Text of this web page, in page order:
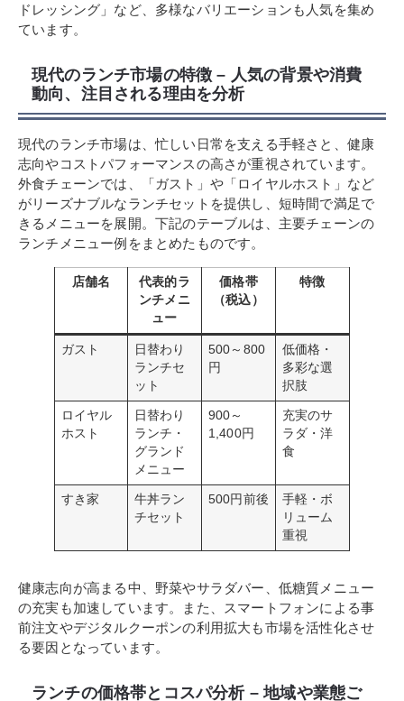
ドレッシング」など、多様なバリエーションも人気を集め
ています。
現代のランチ市場の特徴 – 人気の背景や消費
動向、注目される理由を分析
現代のランチ市場は、忙しい日常を支える手軽さと、健康
志向やコストパフォーマンスの高さが重視されています。
外食チェーンでは、「ガスト」や「ロイヤルホスト」など
がリーズナブルなランチセットを提供し、短時間で満足で
きるメニューを展開。下記のテーブルは、主要チェーンの
ランチメニュー例をまとめたものです。
店舗名
代表的ラ
ンチメニ
ュー
価格帯
（税込）
特徴
ガスト
日替わり
ランチセ
ット
500～800
円
低価格・
多彩な選
択肢
ロイヤル
ホスト
日替わり
ランチ・
グランド
メニュー
900～
1,400円
充実のサ
ラダ・洋
食
すき家
牛丼ラン
チセット
500円前後
手軽・ボ
リューム
重視
健康志向が高まる中、野菜やサラダバー、低糖質メニュー
の充実も加速しています。また、スマートフォンによる事
前注文やデジタルクーポンの利用拡大も市場を活性化させ
る要因となっています。
ランチの価格帯とコスパ分析 – 地域や業態ご